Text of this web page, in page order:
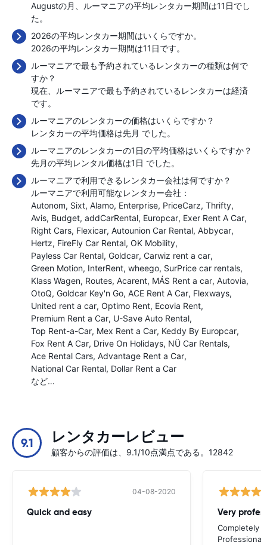
Augustの月、ルーマニアの平均レンタカー期間は11日でし
た。
2026の平均レンタカー期間はいくらですか。
2026の平均レンタカー期間は11日です。
ルーマニアで最も予約されているレンタカーの種類は何で
すか？
現在、ルーマニアで最も予約されているレンタカーは経済
です。
ルーマニアのレンタカーの価格はいくらですか？
レンタカーの平均価格は先月 でした。
ルーマニアのレンタカーの1日の平均価格はいくらですか？
先月の平均レンタル価格は1日 でした。
ルーマニアで利用できるレンタカー会社は何ですか？
ルーマニアで利用可能なレンタカー会社：
Autonom Sixt Alamo Enterprise PriceCarz Thrifty
Avis Budget addCarRental Europcar Exer Rent A Car
Right Cars Flexicar Autounion Car Rental Abbycar
Hertz FireFly Car Rental OK Mobility
Payless Car Rental Goldcar Carwiz rent a car
Green Motion InterRent wheego SurPrice car rentals
Klass Wagen Routes Acarent MÁS Rent a car Autovia
OtoQ Goldcar Key'n Go ACE Rent A Car Flexways
United rent a car Optimo Rent Ecovia Rent
Premium Rent a Car U-Save Auto Rental
Top Rent-a-Car Mex Rent a Car Keddy By Europcar
Fox Rent A Car Drive On Holidays NÜ Car Rentals
Ace Rental Cars Advantage Rent a Car
National Car Rental Dollar Rent a Car
など…
9.1 レンタカーレビュー
顧客からの評価は、9.1/10点満点である。12842
04-08-2020
Quick and easy
Completely